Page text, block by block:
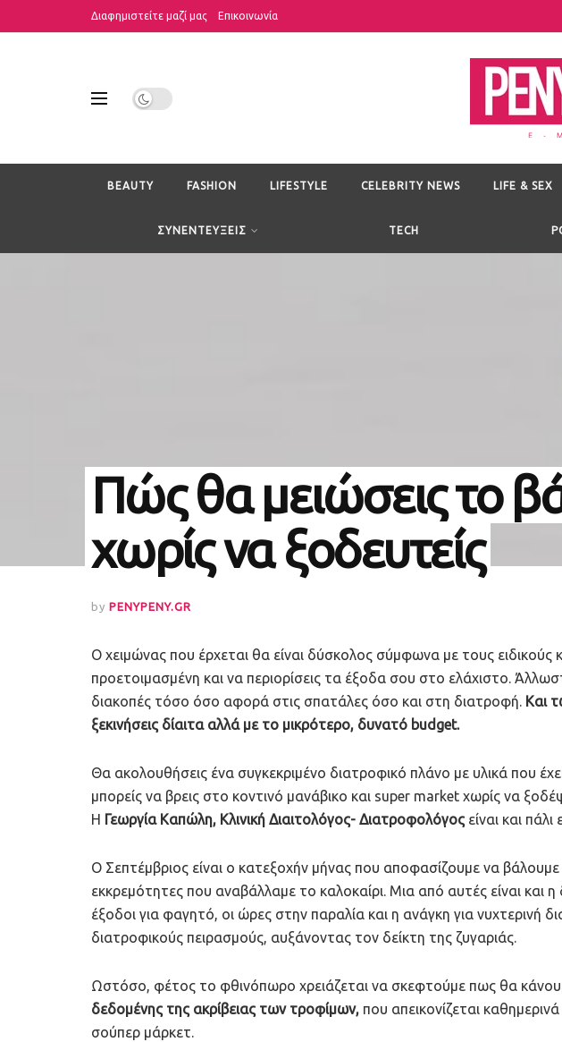
Διαφημιστείτε μαζί μας Επικοινωνία
BEAUTY FASHION LIFESTYLE CELEBRITY NEWS LIFE & SEX
ΣΥΝΕΝΤΕΥΞΕΙΣ TECH
Πώς θα μειώσεις το
χωρίς να ξοδευτείς
by PENYPENY.GR
Ο χειμώνας που έρχεται θα είναι δύσκολος σύμφωνα με τους ειδικούς
προετοιμασμένη και να περιορίσεις τα έξοδα σου στο ελάχιστο.
διακοπές τόσο όσο αφορά στις σπατάλες όσο και στη διατροφή. Και
ξεκινήσεις δίαιτα αλλά με το μικρότερο, δυνατό budget.
Θα ακολουθήσεις ένα συγκεκριμένο διατροφικό πλάνο με υλικά που
μπορείς να βρεις στο κοντινό μανάβικο και super market χωρίς να
Η Γεωργία Καπώλη, Κλινική Διαιτολόγος- Διατροφολόγος είναι και
Ο Σεπτέμβριος είναι ο κατεξοχήν μήνας που αποφασίζουμε να βάλουμε
εκκρεμότητες που αναβάλλαμε το καλοκαίρι. Μια από αυτές είναι και η
έξοδοι για φαγητό, οι ώρες στην παραλία και η ανάγκη για νυχτερινή
διατροφικούς πειρασμούς, αυξάνοντας τον δείκτη της ζυγαριάς.
Ωστόσο, φέτος το φθινόπωρο χρειάζεται να σκεφτούμε πως θα
δεδομένης της ακρίβειας των τροφίμων, που απεικονίζεται
σούπερ μάρκετ.